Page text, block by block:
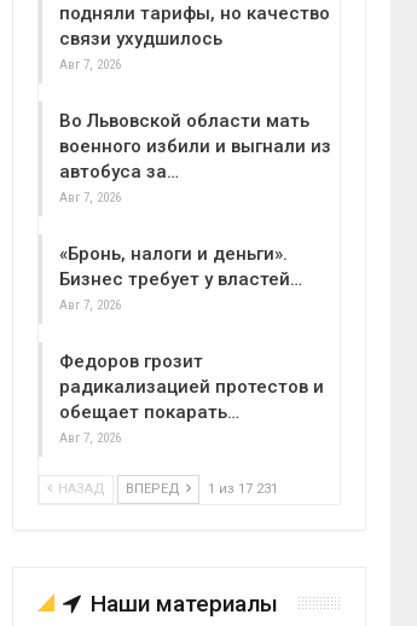
подняли тарифы, но качество
связи ухудшилось
Авг 7, 2026
Во Львовской области мать
военного избили и выгнали из
автобуса за…
Авг 7, 2026
«Бронь, налоги и деньги».
Бизнес требует у властей…
Авг 7, 2026
Федоров грозит
радикализацией протестов и
обещает покарать…
Авг 7, 2026
НАЗАД ВПЕРЕД 1 из 17 231
Наши материалы